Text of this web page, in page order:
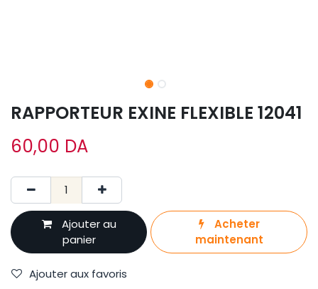
RAPPORTEUR EXINE FLEXIBLE 12041
60,00 DA
Ajouter au
panier
Acheter
maintenant
Ajouter aux favoris